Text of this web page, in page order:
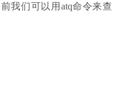
我们可以用atq命令来查